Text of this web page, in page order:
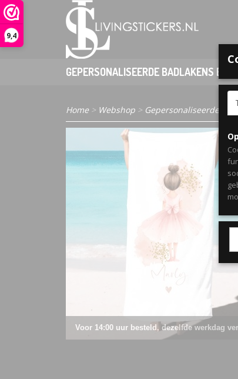
9,4
GEPERSONALISEERDE BADLAKENS EN
Home> Webshop > Gepersonaliseerde
Voor 14:00 uur besteld, dezelfde werkdag